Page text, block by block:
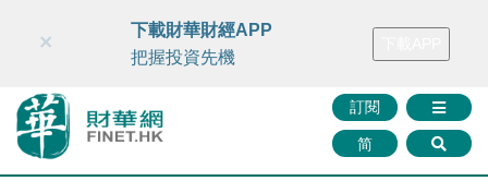
財華智庫網 FINTV FINMETA 財華證券 媒體矩陣
訂閱
简
×
下載財華財經APP
把握投資先機